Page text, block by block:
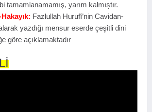
tamamlanamamış, yarım kalmıştır.
Fazlullah Hurufî’nin Cavidan-
yazdığı mensur eserde çeşitli dini
göre açıklamaktadır